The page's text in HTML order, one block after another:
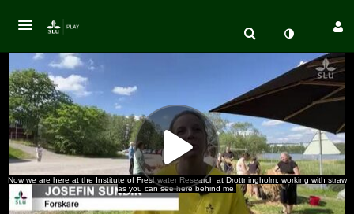
Now we are here at the Institute of Freshwater Research at Drottningholm, working with straw
as you can see here behind me.